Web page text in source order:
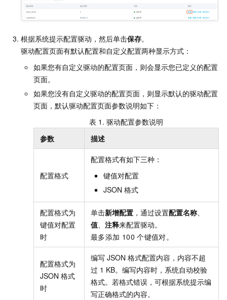
根据系统提示配置驱动，然后单击保存。
驱动配置页面有默认配置和自定义配置两种显示方式：
如果您有自定义驱动的配置页面，则会显示您已定义的配置
页面。
如果您没有自定义驱动的配置页面，则显示默认的驱动配置
页面，默认驱动配置页面参数说明如下：
表 1. 驱动配置参数说明
参数
描述
配置格式
配置格式有如下三种：
键值对配置
JSON 格式
配置格式为
键值对配置
时
单击新增配置 ，通过设置配置名称、
值、 注释来配置驱动。
最多添加 100 个键值对。
配置格式为
JSON 格式
时
编写 JSON 格式配置内容，内容不超
过 1 KB。编写内容时，系统自动校验
格式。若格式错误，可根据系统提示编
写正确格式的内容。